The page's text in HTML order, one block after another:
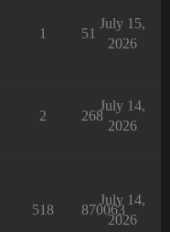
1 51
July 15,
2026
2 268
July 14,
2026
518 870063
July 14,
2026